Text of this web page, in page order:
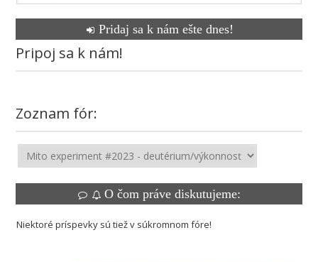
Pridaj sa k nám ešte dnes!
Pripoj sa k nám!
Zoznam fór:
O čom práve diskutujeme:
Niektoré príspevky sú tiež v súkromnom fóre!